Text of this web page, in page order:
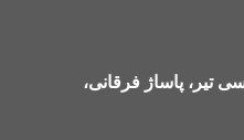
تیر، پاساژ فرقانی،